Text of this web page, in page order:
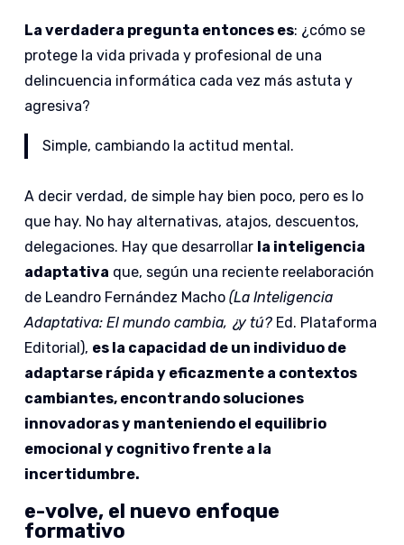
La verdadera pregunta entonces es: ¿cómo se
protege la vida privada y profesional de una
delincuencia informática cada vez más astuta y
agresiva?
Simple, cambiando la actitud mental.
A decir verdad, de simple hay bien poco, pero es lo
que hay. No hay alternativas, atajos, descuentos,
delegaciones. Hay que desarrollar la inteligencia
adaptativa que, según una reciente reelaboración
de Leandro Fernández Macho(La Inteligencia
Adaptativa: El mundo cambia, ¿y tú? Ed. Plataforma
Editorial), es la capacidad de un individuo de
adaptarse rápida y eficazmente a contextos
cambiantes, encontrando soluciones
innovadoras y manteniendo el equilibrio
emocional y cognitivo frente a la
incertidumbre.
e-volve, el nuevo enfoque
formativo